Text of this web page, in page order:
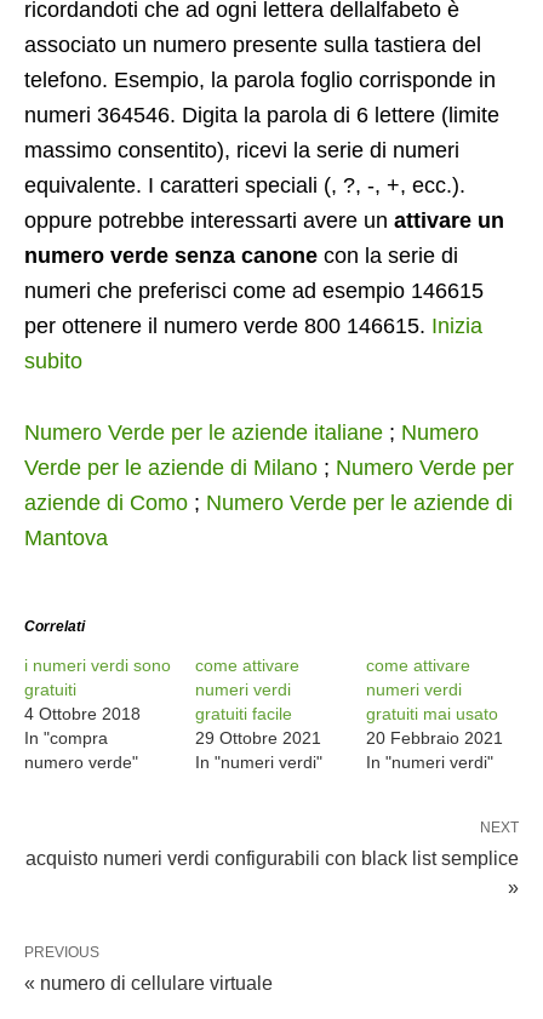
ricordandoti che ad ogni lettera dellalfabeto è
associato un numero presente sulla tastiera del
telefono. Esempio, la parola foglio corrisponde in
numeri 364546. Digita la parola di 6 lettere (limite
massimo consentito), ricevi la serie di numeri
equivalente. I caratteri speciali (, ?, -, +, ecc.).
oppure potrebbe interessarti avere un attivare un
numero verde senza canone con la serie di
numeri che preferisci come ad esempio 146615
per ottenere il numero verde 800 146615. Inizia
subito
Numero Verde per le aziende italiane ; Numero
Verde per le aziende di Milano ; Numero Verde per
aziende di Como ; Numero Verde per le aziende di
Mantova
Correlati
i numeri verdi sono
gratuiti
4 Ottobre 2018
In "compra
numero verde"
come attivare
numeri verdi
gratuiti facile
29 Ottobre 2021
In "numeri verdi"
come attivare
numeri verdi
gratuiti mai usato
20 Febbraio 2021
In "numeri verdi"
NEXT
acquisto numeri verdi configurabili con black list semplice
»
PREVIOUS
« numero di cellulare virtuale